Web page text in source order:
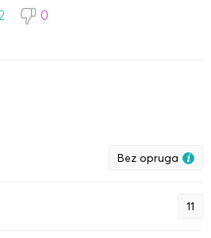
0
Bez opruga
11